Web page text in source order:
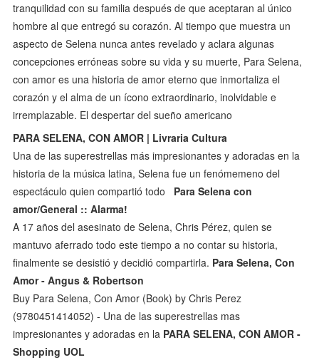
tranquilidad con su familia después de que aceptaran al único
hombre al que entregó su corazón. Al tiempo que muestra un
aspecto de Selena nunca antes revelado y aclara algunas
concepciones erróneas sobre su vida y su muerte, Para Selena,
con amor es una historia de amor eterno que inmortaliza el
corazón y el alma de un ícono extraordinario, inolvidable e
irremplazable. El despertar del sueño americano
PARA SELENA, CON AMOR | Livraria Cultura
Una de las superestrellas más impresionantes y adoradas en la
historia de la música latina, Selena fue un fenómemeno del
espectáculo quien compartió todo Para Selena con
amor/General :: Alarma!
A 17 años del asesinato de Selena, Chris Pérez, quien se
mantuvo aferrado todo este tiempo a no contar su historia,
finalmente se desistió y decidió compartirla. Para Selena, Con
Amor - Angus & Robertson
Buy Para Selena, Con Amor (Book) by Chris Perez
(9780451414052) - Una de las superestrellas mas
impresionantes y adoradas en la PARA SELENA, CON AMOR -
Shopping UOL